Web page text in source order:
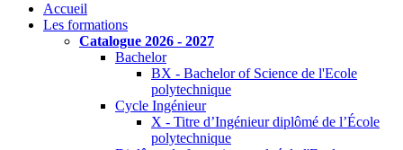
Accueil
Les formations
Catalogue 2026 - 2027
Bachelor
BX - Bachelor of Science de l'Ecole
polytechnique
Cycle Ingénieur
X - Titre d’Ingénieur diplômé de l’École
polytechnique